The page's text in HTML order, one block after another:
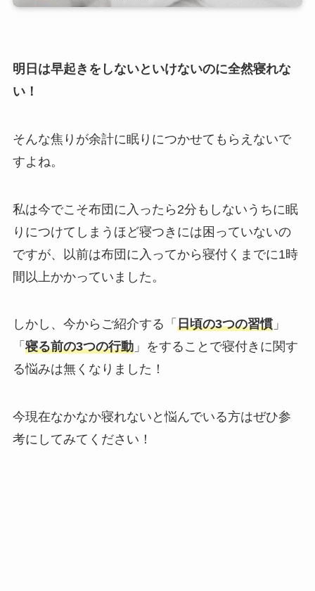
明日は早起きをしないといけないのに全然寝れな
い！
そんな焦りが余計に眠りにつかせてもらえないで
すよね。
私は今でこそ布団に入ったら2分もしないうちに眠
りにつけてしまうほど寝つきには困っていないの
ですが、以前は布団に入ってから寝付くまでに1時
間以上かかっていました。
しかし、今からご紹介する「 日頃の3つの習慣」
「 寝る前の3つの行動」をすることで寝付きに関す
る悩みは無くなりました！
今現在なかなか寝れないと悩んでいる方はぜひ参
考にしてみてください！